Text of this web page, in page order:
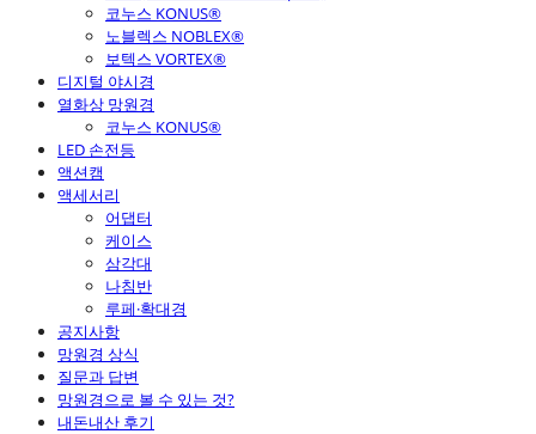
코누스 KONUS®
노블렉스 NOBLEX®
보텍스 VORTEX®
디지털 야시경
열화상 망원경
코누스 KONUS®
LED 손전등
액션캠
액세서리
어댑터
케이스
삼각대
나침반
루페·확대경
공지사항
망원경 상식
질문과 답변
망원경으로 볼 수 있는 것?
내돈내산 후기